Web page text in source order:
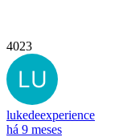
4023
lukedeexperience
há 9 meses